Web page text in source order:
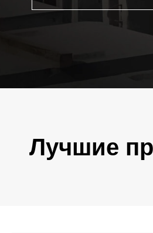
Лучшие